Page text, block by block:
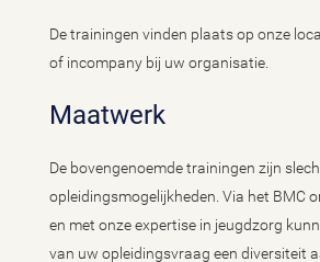
De trainingen vinden plaats op onze
of incompany bij uw organisatie.
Maatwerk
De bovengenoemde trainingen zijn
opleidingsmogelijkheden. Via het BMC
en met onze expertise in jeugdzorg
van uw opleidingsvraag een diversiteit